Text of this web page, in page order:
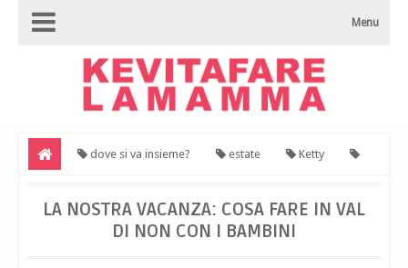
Menu
dove si va insieme? estate Ketty
LA NOSTRA VACANZA: COSA FARE IN VAL
DI NON CON I BAMBINI